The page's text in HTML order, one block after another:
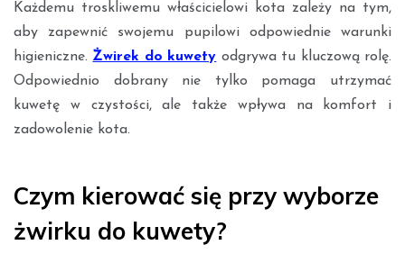
Każdemu troskliwemu właścicielowi kota zależy na tym,
aby zapewnić swojemu pupilowi odpowiednie warunki
higieniczne. Żwirek do kuwety odgrywa tu kluczową rolę.
Odpowiednio dobrany nie tylko pomaga utrzymać
kuwetę w czystości, ale także wpływa na komfort i
zadowolenie kota.
Czym kierować się przy wyborze
żwirku do kuwety?